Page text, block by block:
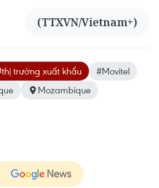
(TTXVN/Vietnam+)
trường xuất khẩu
#Movitel
Mozambique